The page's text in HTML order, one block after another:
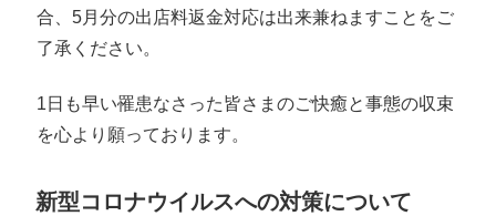
合、5月分の出店料返金対応は出来兼ねますことをご
了承ください。
1日も早い罹患なさった皆さまのご快癒と事態の収束
を心より願っております。
新型コロナウイルスへの対策について